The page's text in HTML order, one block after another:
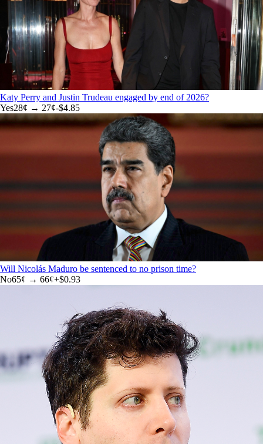
Katy Perry and Justin Trudeau engaged by end of 2026?
Yes28¢ → 27¢-$4.85
Will Nicolás Maduro be sentenced to no prison time?
No65¢ → 66¢+$0.93